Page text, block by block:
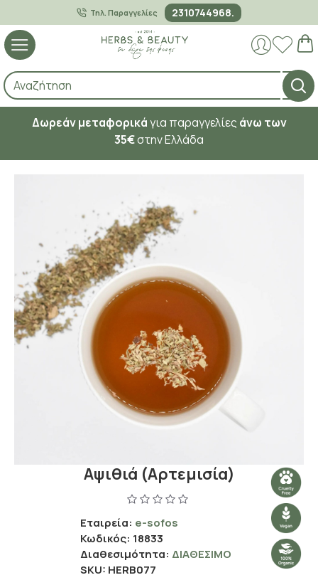
Τηλ. Παραγγελίες 2310744968.
Δωρεάν μεταφορικάγια παραγγελίες άνω των
35€στην Ελλάδα
Αψιθιά (Αρτεμισία)
Εταιρεία: e-sofos
Κωδικός: 18833
Διαθεσιμότητα: ΔΙΑΘΈΣΙΜΟ
SKU: HERB077